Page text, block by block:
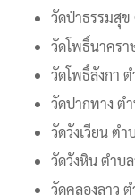
วัดป่าธรรมสุ
วัดโพธิ์นาครา
วัดโพธิ์ลังกา
วัดปากทาง ต
วัดวังเวียน ตำ
วัดวังหิน ตำบ
วัดคลองลาว